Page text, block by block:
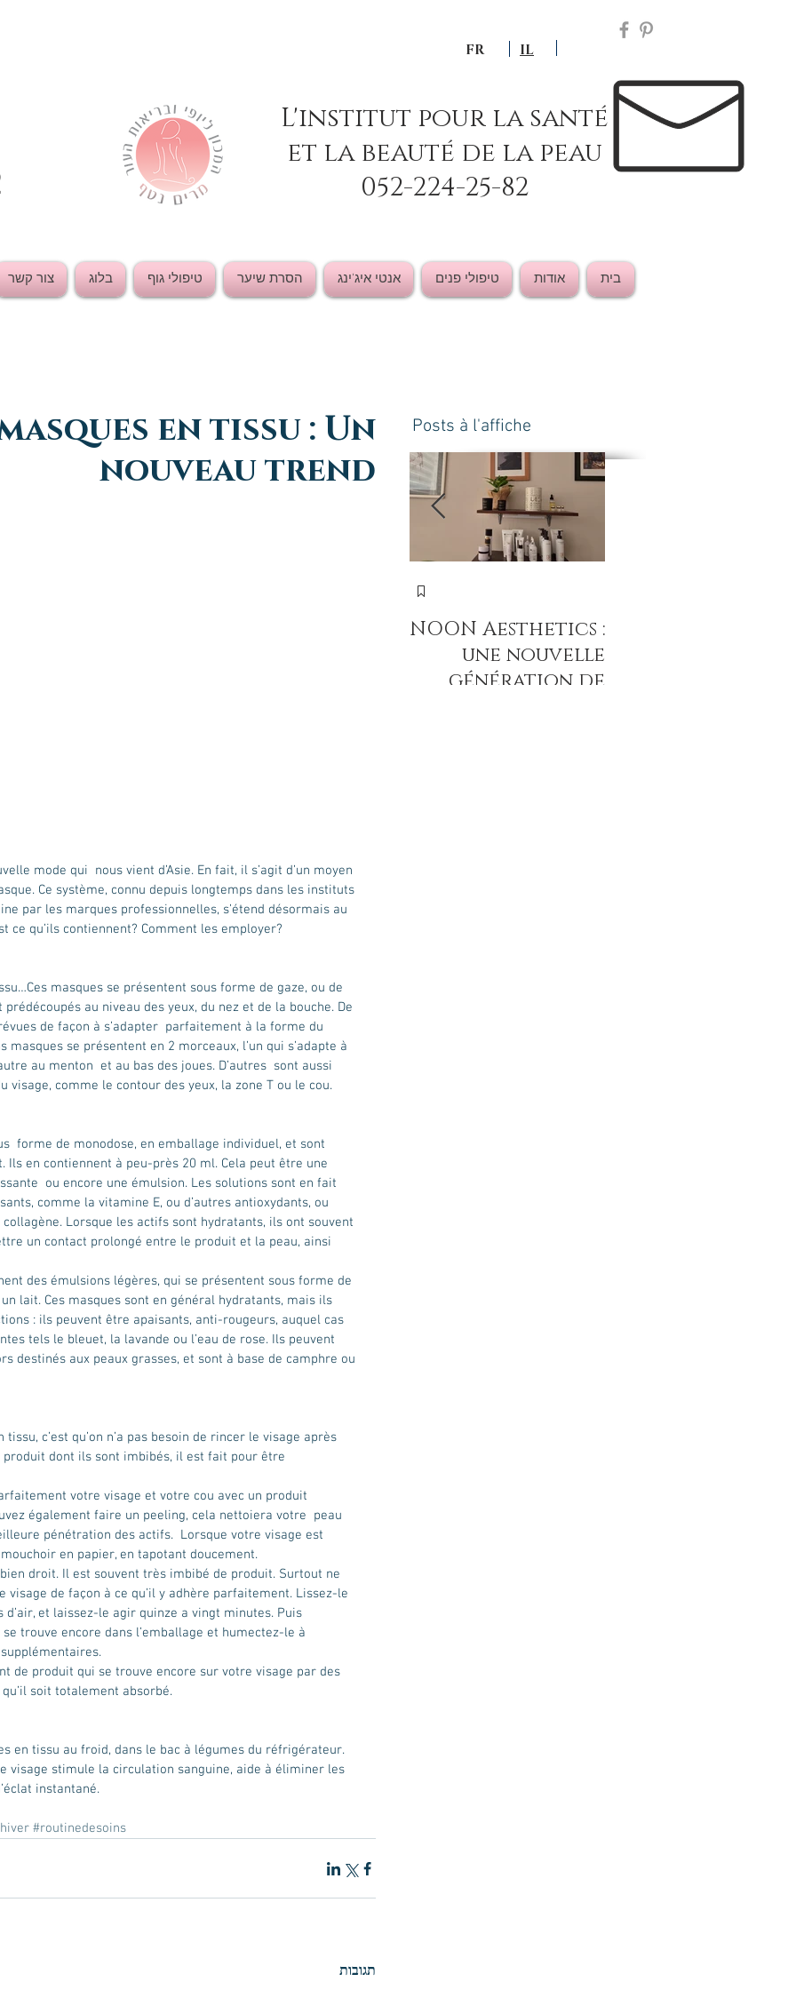
FR IL
L'institut pour la santé
et la beauté de la peau
052-224-25-82
בית אודות טיפולי פנים אנטי איג'ינג הסרת שיער טיפולי גוף בלוג צור קשר
en tissu : Un
nouveau trend
mode qui  nous vient d’Asie. En fait, il s’agit d’un moyen
Ce système, connu depuis longtemps dans les instituts
par les marques professionnelles, s’étend désormais au
ce qu’ils contiennent? Comment les employer?
au niveau des yeux, du nez et de la bouche. De
de façon à s’adapter  parfaitement à la forme du
se présentent en 2 morceaux, l’un qui s’adapte à
au menton  et au bas des joues. D’autres  sont aussi
visage, comme le contour des yeux, la zone T ou le cou.
forme de monodose, en emballage individuel, et sont
en contiennent à peu-près 20 ml. Cela peut être une
ou encore une émulsion. Les solutions sont en fait
comme la vitamine E, ou d’autres antioxydants, ou
Lorsque les actifs sont hydratants, ils ont souvent
un contact prolongé entre le produit et la peau, ainsi
lait. Ces masques sont en général hydratants, mais ils
: ils peuvent être apaisants, anti-rougeurs, auquel cas
tels le bleuet, la lavande ou l’eau de rose. Ils peuvent
destinés aux peaux grasses, et sont à base de camphre ou
produit dont ils sont imbibés, il est fait pour être
également faire un peeling, cela nettoiera votre  peau
pénétration des actifs.  Lorsque votre visage est
en papier, en tapotant doucement.
droit. Il est souvent très imbibé de produit. Surtout ne
visage de façon à ce qu’il y adhère parfaitement. Lissez-le
et laissez-le agir quinze a vingt minutes. Puis
trouve encore dans l’emballage et humectez-le à
de produit qui se trouve encore sur votre visage par des
soit totalement absorbé.
visage stimule la circulation sanguine, aide à éliminer les
instantané.
#routinedesoins
תגובות
Posts à l'affiche
NOON Aesthetics :
une nouvelle
génération de